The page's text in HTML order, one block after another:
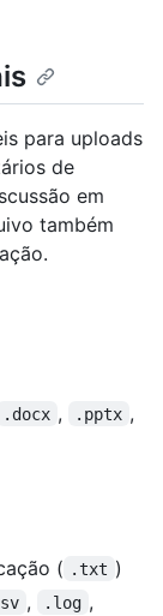
para uploads
de
em
também
.docx , .pptx ,
( .txt )
, .log ,